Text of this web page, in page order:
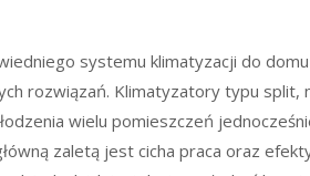
systemu klimatyzacji do
rozwiązań. Klimatyzatory typu split,
wielu pomieszczeń
zaletą jest cicha praca oraz